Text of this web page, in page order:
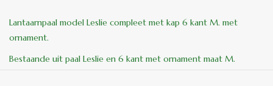
Lantaarnpaal model Leslie compleet met kap 6 kant M. met
ornament.
Bestaande uit paal Leslie en 6 kant met ornament maat M.